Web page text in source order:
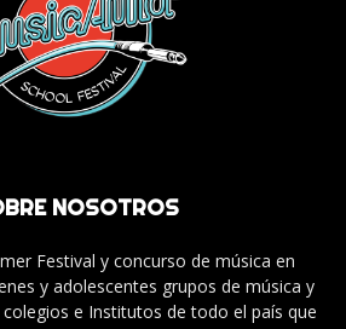
NOSOTROS
Festival y concurso de música en
y adolescentes grupos de música y
e Institutos de todo el país que